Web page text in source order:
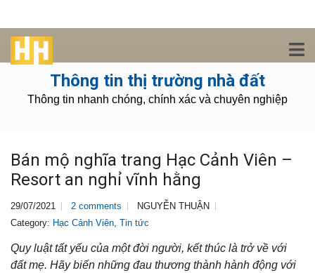
Thông tin thị trường nhà đất
Thông tin nhanh chóng, chính xác và chuyên nghiệp
Bán mộ nghĩa trang Hạc Cảnh Viên –
Resort an nghỉ vĩnh hằng
29/07/2021 2 comments
NGUYỄN THUẬN
Category: Hạc Cảnh Viên, Tin tức
Quy luật tất yếu của một đời người, kết thúc là trở về với
đất mẹ. Hãy biến những đau thương thành hành động với